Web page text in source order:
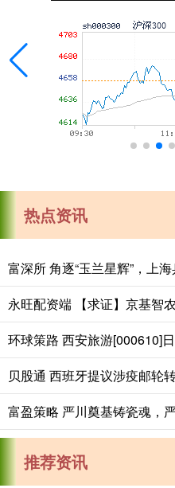
热点资讯
环球策路 西安旅游[000610]
贝股通 西班牙提议涉疫邮轮
推荐资讯